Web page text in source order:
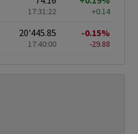
17:31:22 +0.14
20'445.85
17:40:00
-0.15%
-29.88